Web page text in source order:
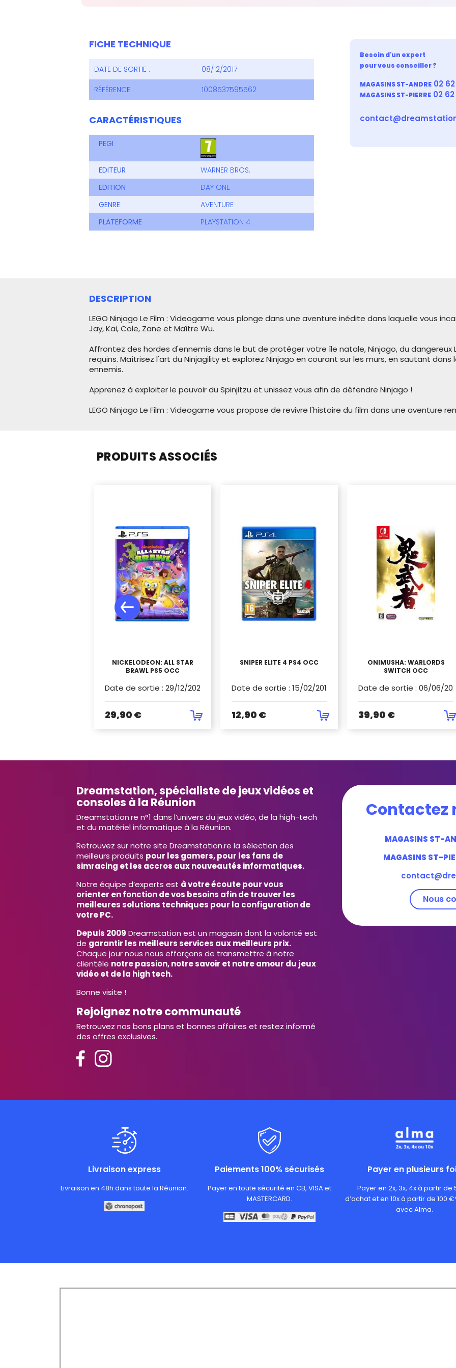
FICHE TECHNIQUE
DATE DE SORTIE :
08/12/2017
RÉFÉRENCE :
1008537595562
CARACTÉRISTIQUES
PEGI
EDITEUR
WARNER BROS.
EDITION
DAY ONE
GENRE
AVENTURE
PLATEFORME
PLAYSTATION 4
Besoin d'un expert
pour vous conseiller ?
MAGASINS ST-ANDRE 02
MAGASINS ST-PIERRE 02
DESCRIPTION
LEGO Ninjago Le Film : Videogame vous plonge dans une aventure inédite dans laquelle vous
Jay, Kai, Cole, Zane et Maître Wu.
Affrontez des hordes d'ennemis dans le but de protéger votre île natale, Ninjago, du
requins. Maîtrisez l'art du Ninjagility et explorez Ninjago en courant sur les murs, en sautant
ennemis.
Apprenez à exploiter le pouvoir du Spinjitzu et unissez vous afin de défendre Ninjago !
LEGO Ninjago Le Film : Videogame vous propose de revivre l'histoire du film dans une aventure
PRODUITS ASSOCIÉS
NICKELODEON: ALL STAR
BRAWL PS5 OCC
Date de sortie : 29/12/2021
29,90 €
SNIPER ELITE 4 PS4 OCC
Date de sortie : 15/02/2017
12,90 €
ONIMUSHA: WARLORDS
SWITCH OCC
Date de sortie : 06/06/2020
39,90 €
Dreamstation, spécialiste de jeux vidéos et
consoles à la Réunion
Dreamstation.re n°1 dans l’univers du jeux vidéo, de la high-tech
et du matériel informatique à la Réunion.
Retrouvez sur notre site Dreamstation.re la sélection des
meilleurs produits pour les gamers, pour les fans de
simracing et les accros aux nouveautés informatiques.
Notre équipe d’experts est à votre écoute pour vous
orienter en fonction de vos besoins afin de trouver les
meilleures solutions techniques pour la configuration de
votre PC.
Depuis 2009 Dreamstation est un magasin dont la volonté est
de garantir les meilleurs services aux meilleurs prix.
Chaque jour nous nous efforçons de transmettre à notre
clientèle notre passion, notre savoir et notre amour du jeux
vidéo et de la high tech.
Bonne visite !
Rejoignez notre communauté
Retrouvez nos bons plans et bonnes affaires et restez informé
des offres exclusives.
Contactez
MAGASINS ST-
MAGASINS ST-
Nous
Livraison express
Livraison en 48h dans toute la Réunion.
Paiements 100% sécurisés
Payer en toute sécurité en CB, VISA et
MASTERCARD.
Payer en plusieurs
Payer en 2x, 3x, 4x à partir de
d’achat et en 10x à partir de 100
avec Alma.